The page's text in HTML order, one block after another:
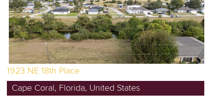
1923 NE 18th Place
Cape Coral, Florida, United States